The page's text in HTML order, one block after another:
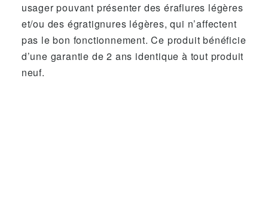
usager pouvant présenter des éraflures légères
et/ou des égratignures légères, qui n’affectent
pas le bon fonctionnement. Ce produit bénéficie
d’une garantie de 2 ans identique à tout produit
neuf.